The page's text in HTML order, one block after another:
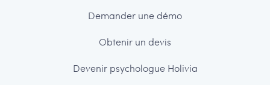
Demander une démo
Obtenir un devis
Devenir psychologue Holivia